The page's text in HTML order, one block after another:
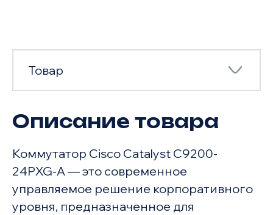
Товар
Товар
Характеристики
Описание товара
Коммутатор Cisco Catalyst C9200-
24PXG-A — это современное
управляемое решение корпоративного
уровня, предназначенное для